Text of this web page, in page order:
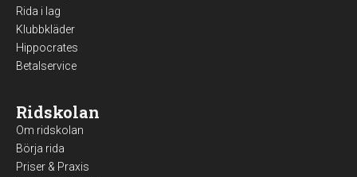
Rida i lag
Klubbkläder
Hippocrates
Betalservice
Ridskolan
Om ridskolan
Börja rida
Priser & Praxis